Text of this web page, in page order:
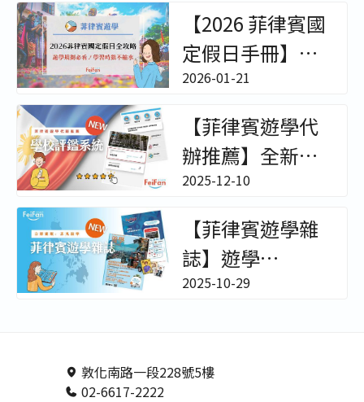
【2026 菲律賓國
定假日手冊】遊
學規劃必看！上
課學習時數不縮
水 - 非凡遊學
2026-01-21
【菲律賓遊學代
辦推薦】全新
「學校評鑑系
統」上線！真實
學生心得透明公
開 － 非凡遊學
2025-12-10
【菲律賓遊學雜
誌】遊學
StudyDIY | 探索
點與生活資訊全
2025-10-29
02-6617-2222
敦化南路一段228號5樓